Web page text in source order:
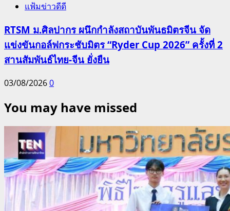
แฟ้มข่าวดีดี
RTSM ม.ศิลปากร ผนึกกำลังสถาบันพันธมิตรจีน จัด
แข่งขันกอล์ฟกระชับมิตร “Ryder Cup 2026” ครั้งที่ 2
สานสัมพันธ์ไทย-จีน ยั่งยืน
03/08/20260
You may have missed